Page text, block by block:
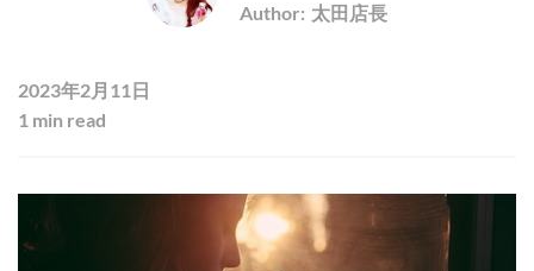
Author: 太田店長
2023年2月11日
1 min read